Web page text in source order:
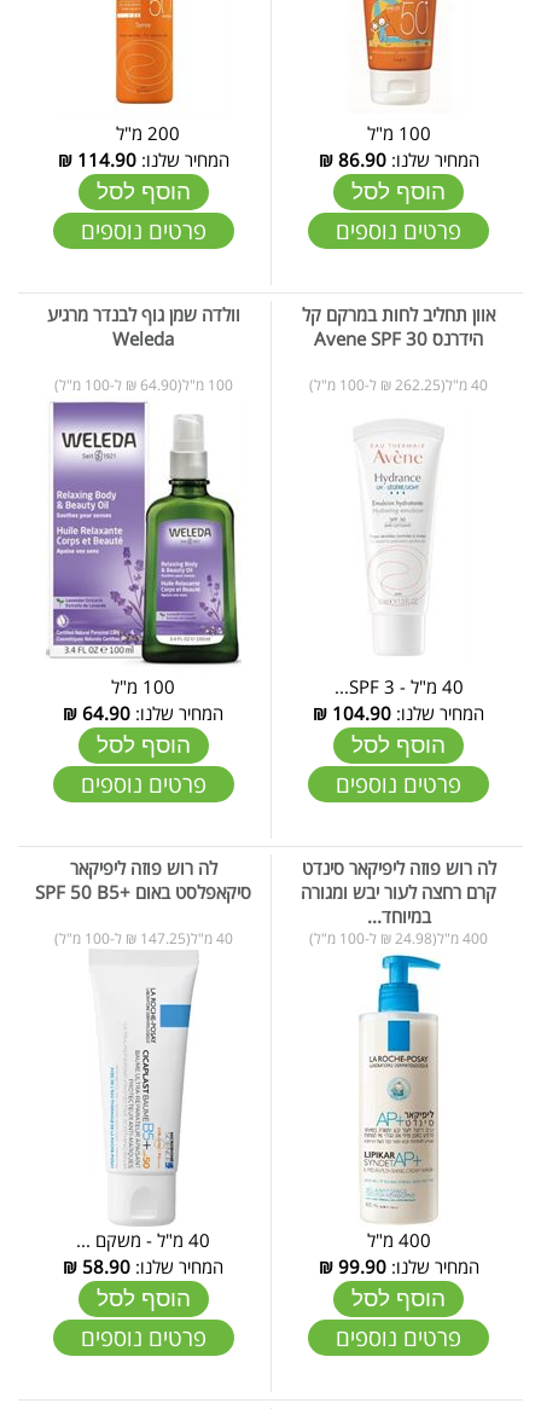
100 מ"ל
המחיר שלנו:86.90
₪
הוסף לסל
פרטים נוספים
200 מ"ל
המחיר שלנו:114.90
₪
הוסף לסל
פרטים נוספים
אוון תחליב לחות במרקם קל
הידרנס 30 Avene SPF
40 מ"ל(262.25 ₪ ל-100 מ"ל)
40 מ"ל - SPF 3...
המחיר שלנו: 104.90
₪
הוסף לסל
פרטים נוספים
וולדה שמן גוף לבנדר מרגיע
Weleda
100 מ"ל(64.90 ₪ ל-100 מ"ל)
100 מ"ל
המחיר שלנו: 64.90
₪
הוסף לסל
פרטים נוספים
לה רוש פוזה ליפיקאר סינדט
קרם רחצה לעור יבש ומגורה
במיוחד...
400 מ"ל(24.98 ₪ ל-100 מ"ל)
400 מ"ל
המחיר שלנו:99.90
₪
הוסף לסל
פרטים נוספים
לה רוש פוזה ליפיקאר
סיקאפלסט באום +SPF 50 B5
40 מ"ל(147.25 ₪ ל-100 מ"ל)
40 מ"ל - משקם ...
המחיר שלנו: 58.90
₪
הוסף לסל
פרטים נוספים